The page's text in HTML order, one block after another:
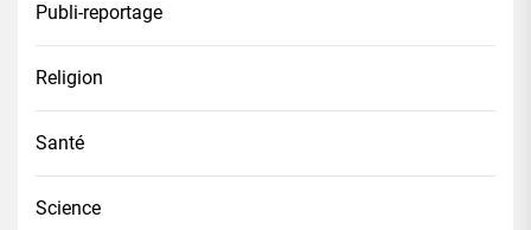
Publi-reportage
Religion
Santé
Science